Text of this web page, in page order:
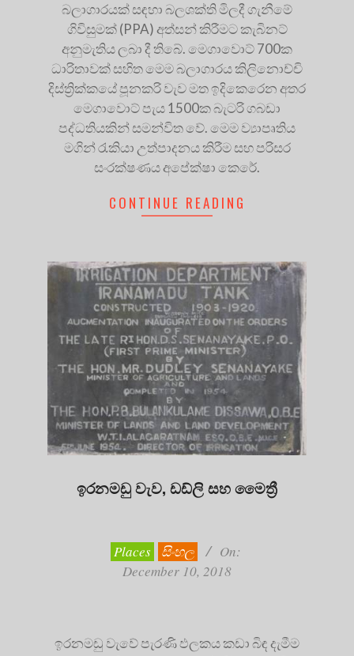
බලාගාරයක් සඳහා බලශක්ති මිලදී ගැනීමේ
ගිවිසුමක් (PPA) අත්සන් කිරීමට කැබිනට්
අනුමැතිය ලබා දී තිබේ. මෙගාවොට් 700ක
ධාරිතාවක් සහිත මෙම බලාගාරය කිලිනොච්චි
දිස්ත්‍රික්කයේ පූනකරි වැව මත ඉදිකෙරෙන අතර
මෙගාවොට් පැය 1500ක බැටරි ගබඩා
පද්ධතියකින් සමන්විත වේ. මෙම ව්‍යාපෘතිය
මගින් රැකියා උත්පාදනය කිරීම සහ පරිසර
සංරක්ෂණය අපේක්ෂා කෙරේ.
CONTINUE READING
ඉරනමඩු වැව, ඩඩ්ලි සහ මෛත්‍රී
Places සිංහල
On:
December 10, 2018
ඉරනමඩු වැවේ පැරණි ඵලකය කඩා බිඳ දැමීම